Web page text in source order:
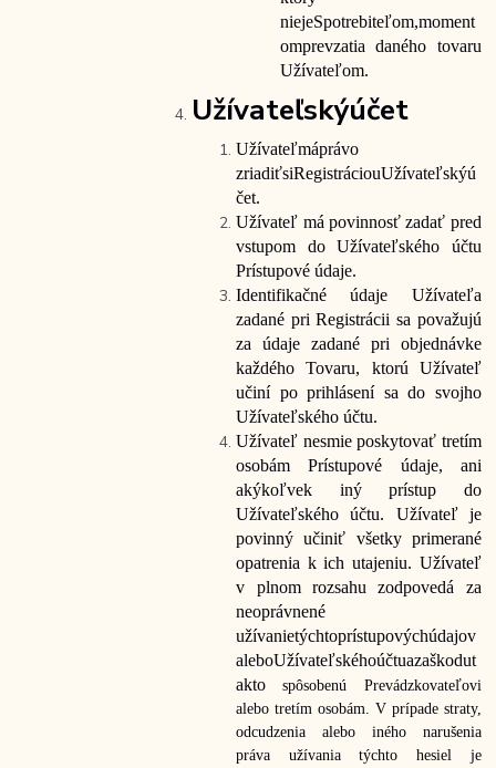
niejeSpotrebiteľom,moment
omprevzatia daného tovaru
Užívateľom.
Užívateľskýúčet
Užívateľmáprávo
zriadiťsiRegistráciouUžívateľskýú
čet.
Užívateľ má povinnosť zadať pred
vstupom do Užívateľského účtu
Prístupovéúdaje.
Identifikačné údaje Užívateľa
zadané pri Registrácii sa považujú
za údaje zadané pri objednávke
každého Tovaru, ktorú Užívateľ
učiní po prihlásení sa do svojho
Užívateľského účtu.
Užívateľ nesmie poskytovať tretím
osobám Prístupové údaje, ani
akýkoľvek iný prístup do
Užívateľského účtu. Užívateľ je
povinný učiniť všetky primerané
opatrenia k ich utajeniu. Užívateľ
v plnom rozsahu zodpovedá za
neoprávnené
užívanietýchtoprístupovýchúdajov
aleboUžívateľskéhoúčtuazaškodut
aktospôsobenú Prevádzkovateľovi
alebo tretím osobám. V prípade straty,
odcudzenia alebo iného narušenia
práva užívania týchto hesiel je